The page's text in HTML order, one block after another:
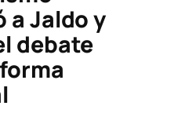
a Jaldo y
debate